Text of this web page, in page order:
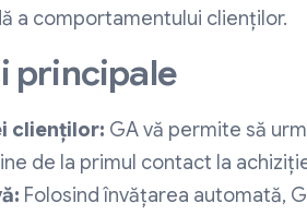
a comportamentului clienților.
principale
clienților: GA vă permite să
de la primul contact la
Folosind învățarea automată,